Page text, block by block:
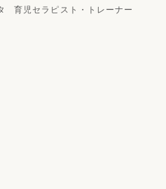
育児セラピスト・トレーナー